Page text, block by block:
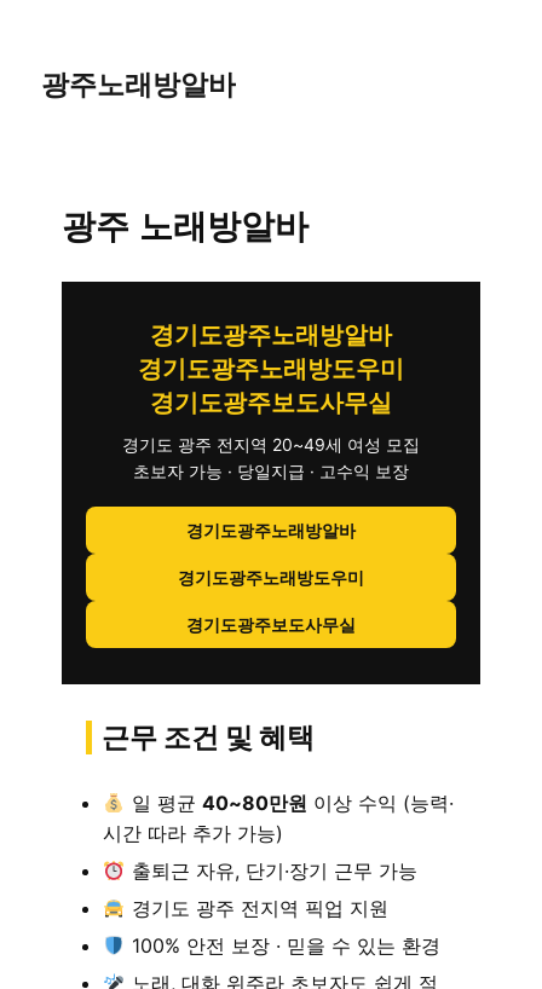
광주노래방알바
광주 노래방알바
경기도광주노래방알바
경기도광주노래방도우미
경기도광주보도사무실
경기도 광주 전지역 20~49세 여성 모집
초보자 가능 · 당일지급 · 고수익 보장
경기도광주노래방알바
경기도광주노래방도우미
경기도광주보도사무실
근무 조건 및 혜택
일 평균 40~80만원 이상 수익 (능력·
시간 따라 추가 가능)
출퇴근 자유, 단기·장기 근무 가능
경기도 광주 전지역 픽업 지원
100% 안전 보장 · 믿을 수 있는 환경
노래, 대화 위주라 초보자도 쉽게 적